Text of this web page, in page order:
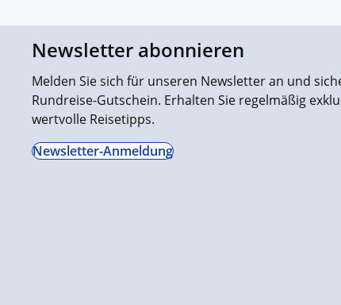
Newsletter abonnieren
Melden Sie sich für unseren Newsletter an und
Rundreise-Gutschein. Erhalten Sie regelmäßig
wertvolle Reisetipps.
Newsletter-Anmeldung